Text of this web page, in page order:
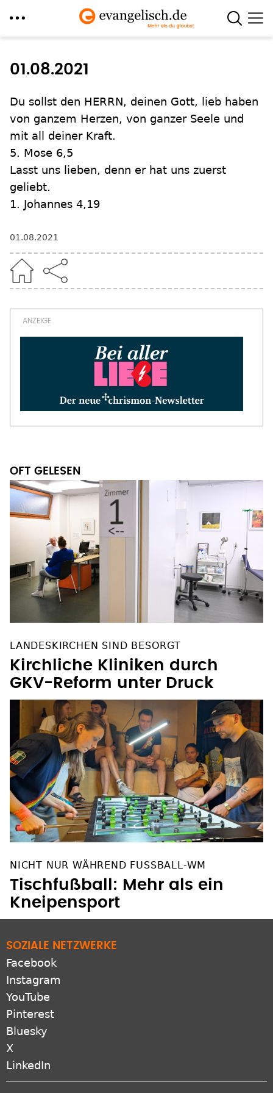
zum
01.08.2021
Du sollst den HERRN, deinen Gott, lieb haben
von ganzem Herzen, von ganzer Seele und
mit all deiner Kraft.
5. Mose 6,5
Lasst uns lieben, denn er hat uns zuerst
geliebt.
1. Johannes 4,19
01.08.2021
OFT GELESEN
LANDESKIRCHEN SIND BESORGT
Kirchliche Kliniken durch
GKV-Reform unter Druck
NICHT NUR WÄHREND FUSSBALL-WM
Tischfußball: Mehr als ein
Kneipensport
SOZIALE NETZWERKE
Facebook
Instagram
YouTube
Pinterest
Bluesky
X
LinkedIn